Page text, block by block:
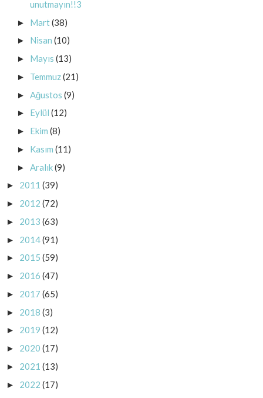
unutmayın!!3
► Mart(38)
► Nisan (10)
► Mayıs (13)
► Temmuz(21)
► Ağustos (9)
► Eylül (12)
► Ekim (8)
► Kasım (11)
► Aralık(9)
► 2011 (39)
► 2012 (72)
► 2013 (63)
► 2014(91)
► 2015 (59)
► 2016 (47)
► 2017 (65)
► 2018 (3)
► 2019 (12)
► 2020 (17)
► 2021 (13)
► 2022 (17)